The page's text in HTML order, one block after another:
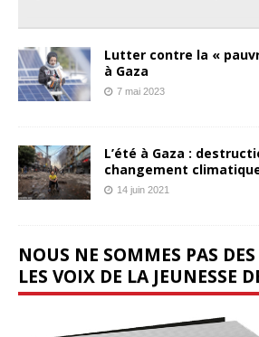
Lutter contre la «
à Gaza
7 mai 2023
L’été à Gaza :
changement
14 juin 2021
NOUS NE SOMMES PAS DES
LES VOIX DE LA JEUNESSE